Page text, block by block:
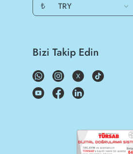
₺ TRY
Bizi Takip Edin